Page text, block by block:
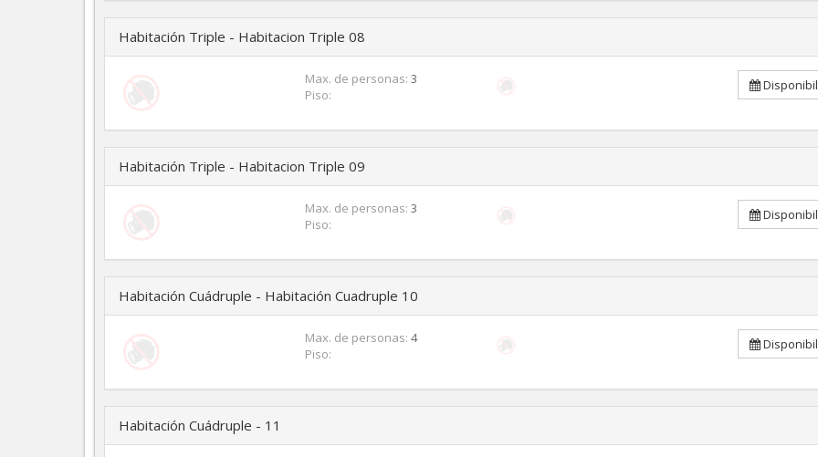
Habitación Triple - Habitacion Triple 08
Max. de personas: 3
Piso:
Habitación Triple - Habitacion Triple 09
Max. de personas: 3
Piso:
Habitación Cuádruple - Habitación Cuadruple 10
Max. de personas: 4
Piso:
Habitación Cuádruple - 11